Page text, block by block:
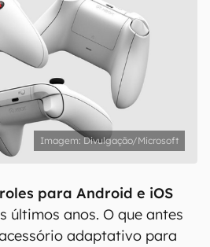
Divulgação/Microsoft
para Android e iOS
últimos anos. O que antes
adaptativo para